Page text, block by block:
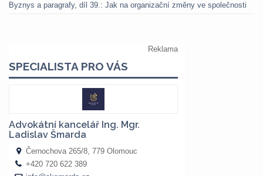
Byznys a paragrafy, díl 39.: Jak na organizační změny ve společnosti